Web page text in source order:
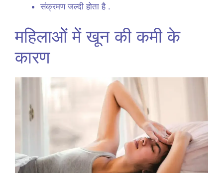
संक्रमण जल्दी होता है .
महिलाओं में खून की कमी के
कारण